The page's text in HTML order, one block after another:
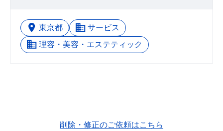
東京都
サービス
理容・美容・エステティック
削除・修正のご依頼はこちら